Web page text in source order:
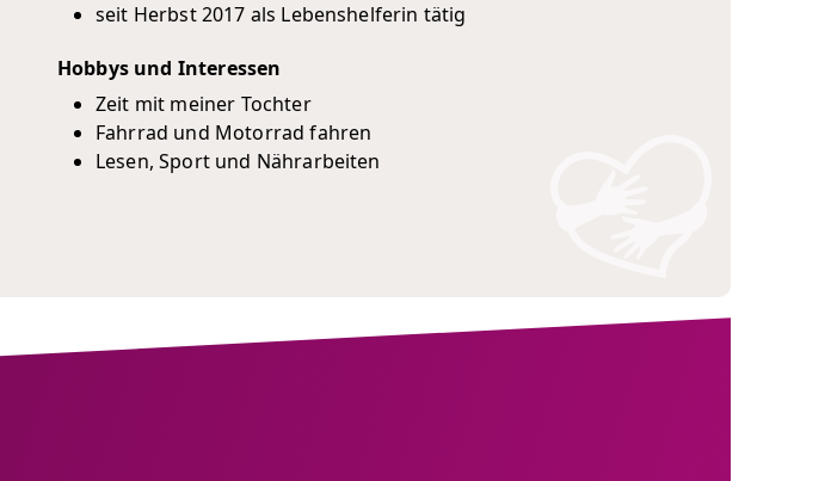
seit Herbst 2017 als Lebenshelferin tätig
Hobbys und Interessen
Zeit mit meiner Tochter
Fahrrad und Motorrad fahren
Lesen, Sport und Nährarbeiten